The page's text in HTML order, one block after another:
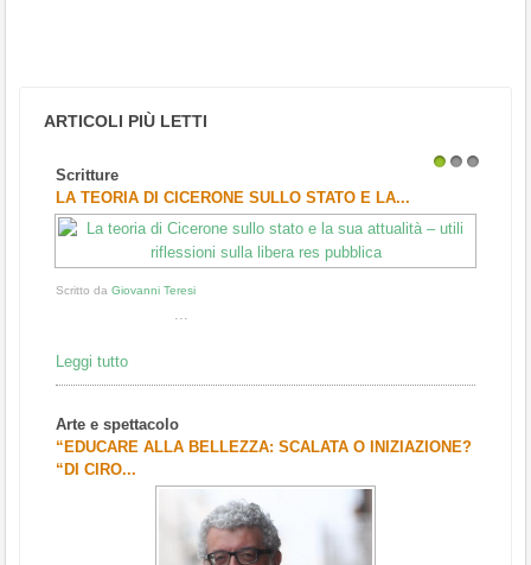
ARTICOLI PIÙ LETTI
Scritture
LA TEORIA DI CICERONE SULLO STATO E LA...
Scritto da Giovanni Teresi
...
Leggi tutto
Arte e spettacolo
“EDUCARE ALLA BELLEZZA: SCALATA O INIZIAZIONE?
“DI CIRO...